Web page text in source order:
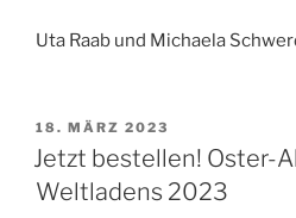
Uta Raab und Michaela
VERÖFFENTLICHT
AM
18. MÄRZ 2023
Jetzt bestellen! Oster-
Weltladens 2023